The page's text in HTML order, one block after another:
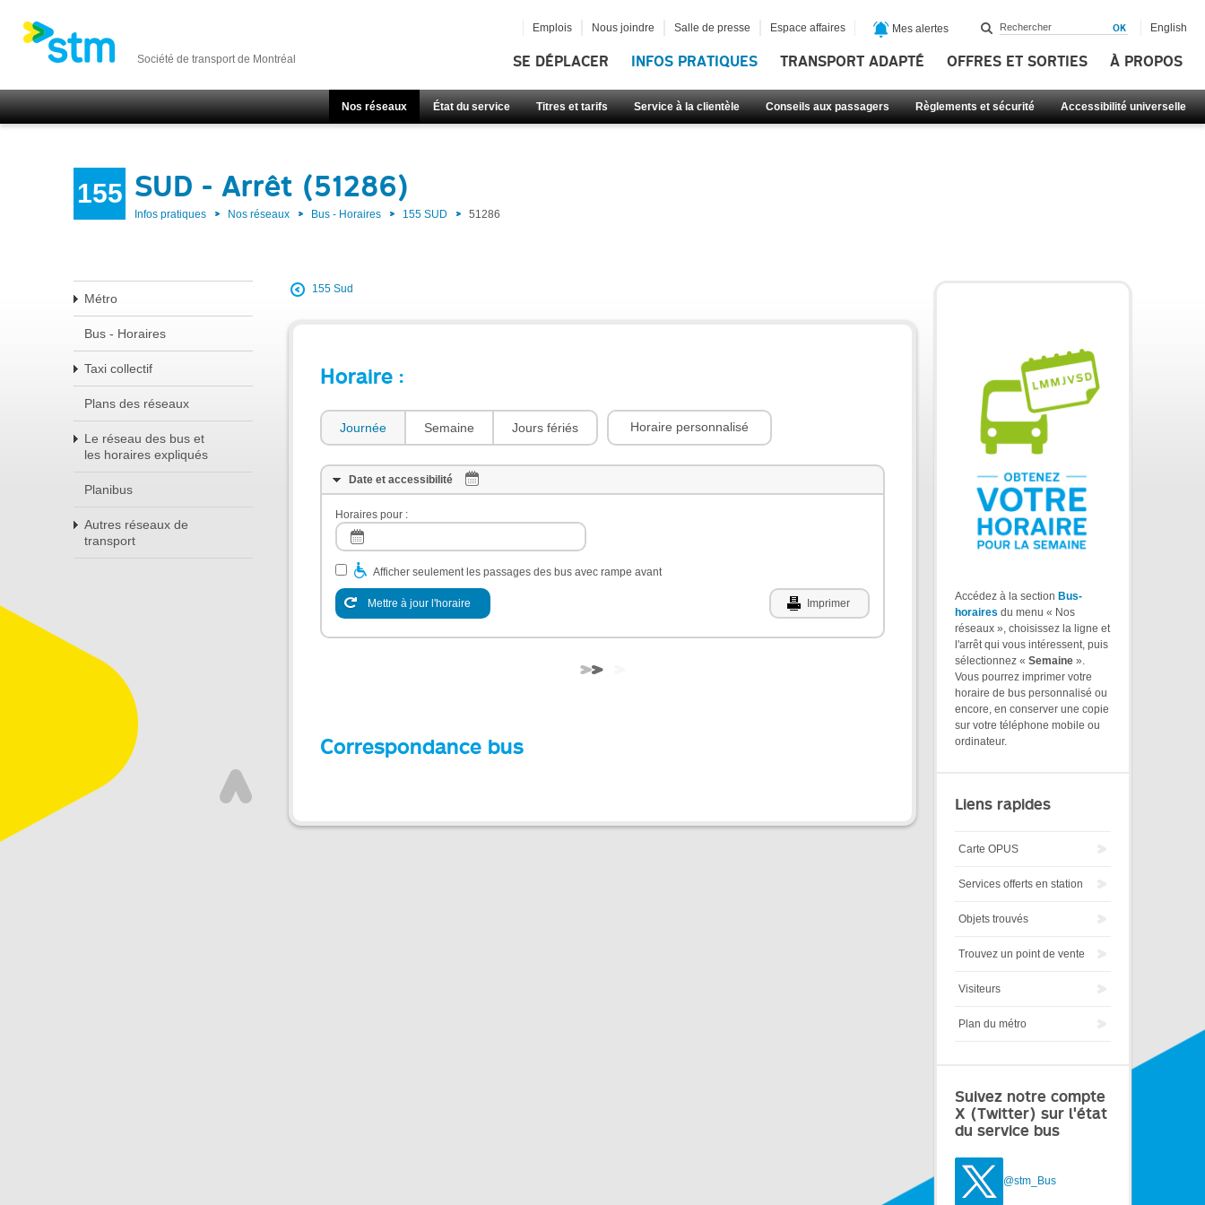
Société de transport de Montréal SE DÉPLACER INFOS PRATIQUES TRANSPORT ADAPTÉ OFFRES ET SORTIES À PROPOS
Nos réseaux État du service Titres et tarifs Service à la clientèle Conseils aux passagers Règlements et sécurité Accessibilité universelle
Emplois Nous joindre Salle de presse Espace affaires Mes alertes English
155 SUD - Arrêt (51286)
Infos pratiques Nos réseaux Bus - Horaires 155 SUD 51286
Métro
Bus - Horaires
Taxi collectif
Plans des réseaux
Le réseau des bus et
les horaires expliqués
Planibus
Autres réseaux de
transport
155 Sud
Horaire :
Journée Semaine Jours fériés Horaire personnalisé
Date et accessibilité
Horaires pour :
Afficher seulement les passages des bus avec rampe avant
Mettre à jour l'horaire Imprimer
Correspondance bus
Accédez à la section Bus-
horaires du menu « Nos
réseaux », choisissez la ligne et
l'arrêt qui vous intéressent, puis
sélectionnez « Semaine ».
Vous pourrez imprimer votre
horaire de bus personnalisé ou
encore, en conserver une copie
sur votre téléphone mobile ou
ordinateur.
Liens rapides
Carte OPUS
Services offerts en station
Objets trouvés
Trouvez un point de vente
Visiteurs
Plan du métro
Suivez notre compte
X (Twitter) sur l'état
du service bus
@stm_Bus